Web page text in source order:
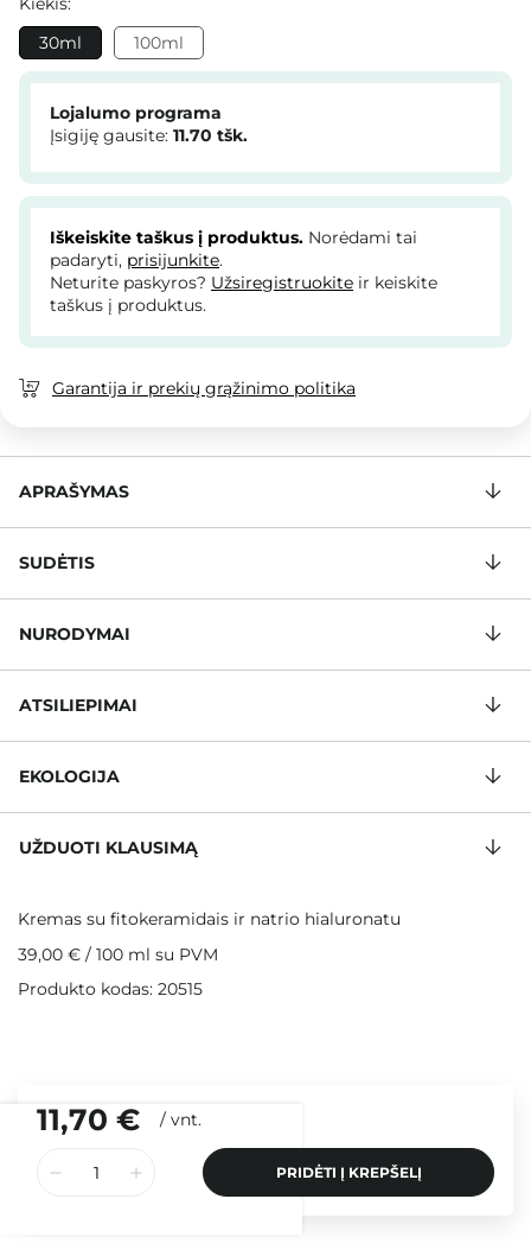
30ml
100ml
11,70 € / vnt.
PRIDĖTI Į KREPŠELĮ
Lojalumo programa
Įsigiję gausite: 11.70 tšk.
Iškeiskite taškus į produktus. Norėdami tai
padaryti, prisijunkite.
Neturite paskyros? Užsiregistruokite ir keiskite
taškus į produktus.
Garantija ir prekių grąžinimo politika
APRAŠYMAS
SUDĖTIS
NURODYMAI
ATSILIEPIMAI
EKOLOGIJA
UŽDUOTI KLAUSIMĄ
Kremas su fitokeramidais ir natrio hialuronatu
39,00 € / 100 ml su PVM
Produkto kodas: 20515